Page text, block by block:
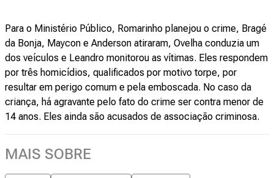
Para o Ministério Público, Romarinho planejou o crime, Bragé
da Bonja, Maycon e Anderson atiraram, Ovelha conduzia um
dos veículos e Leandro monitorou as vítimas. Eles respondem
por três homicídios, qualificados por motivo torpe, por
resultar em perigo comum e pela emboscada. No caso da
criança, há agravante pelo fato do crime ser contra menor de
14 anos. Eles ainda são acusados de associação criminosa.
MAIS SOBRE